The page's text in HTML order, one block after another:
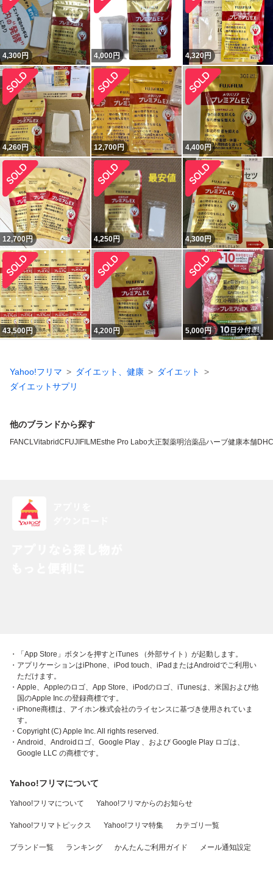
4,300円 4,000円 4,320円
4,260円 12,700円 4,400円
12,700円 4,250円 4,300円
43,500円 4,200円 5,000円
Yahoo!フリマ ダイエット、健康
ダイエット
ダイエットサプリ
他のブランドから探す
FANCLVitabridC FUJIFILM Esthe Pro Labo大正製薬明治薬品ハーブ健康本舗DHC
・「App Store」ボタンを押すとiTunes （外部サイト）が起動します。
・アプリケーションはiPhone、iPod touch、iPadまたはAndroidでご利用い
ただけます。
・Apple、Appleのロゴ、App Store、iPodのロゴ、iTunesは、米国および他
国のApple Inc.の登録商標です。
・iPhone商標は、アイホン株式会社のライセンスに基づき使用されていま
す。
・Copyright (C) Apple Inc. All rights reserved.
・Android、Androidロゴ、Google Play 、および Google Play ロゴは、
Google LLC の商標です。
Yahoo!フリマについて
Yahoo!フリマについて Yahoo!フリマからのお知らせ
Yahoo!フリマトピックス Yahoo!フリマ特集 カテゴリ一覧
ブランド一覧 ランキング かんたんご利用ガイド メール通知設定